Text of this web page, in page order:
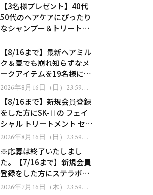
【3名様プレゼント】40代
50代のヘアケアにぴったり
なシャンプー＆トリートメ
処！
【8/16まで】最新ヘアミル
ク＆夏でも崩れ知らずなメ
ークアイテムを19名様にプ
レゼント！
2026年8月16日（日）23:59ま
で【8/16まで】新規会員登録
をした方にSK-Ⅱの フェイ
シャル トリートメント セラ
ムをプレゼント！
2026年8月16日（日）23:59ま
※応募は終了いたしまし
た。【7/16まで】新規会員
登録をした方にステラボー
テのシャインリバース ヘア
2026年7月16日（木）23:59ま